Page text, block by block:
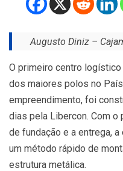
Augusto Diniz –
O primeiro centro logístico
dos maiores polos no
empreendimento, foi
dias pela Libercon. Com o
de fundação e a entrega,
um método rápido de
estrutura metálica.